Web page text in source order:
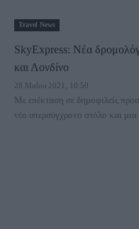
Travel News
SkyExpress: Νέα
και Λονδίνο
28 Μαΐου 2021, 10:50
Με επέκταση σε δημοφιλείς
νέο υπερσύγχρονο στόλο και